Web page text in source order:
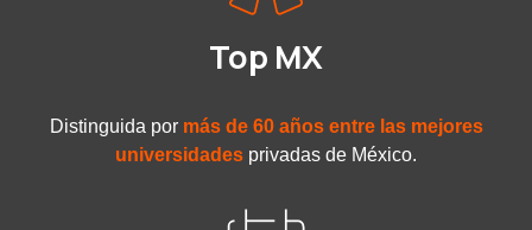
Top MX
Distinguida por más de 60 años entre las mejores
universidades privadas de México.